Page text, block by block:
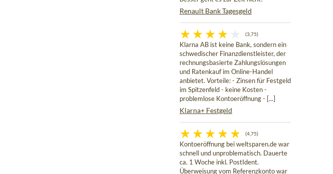
Renault Bank Tagesgeld
(3,75)
Klarna AB ist keine Bank, sondern ein
schwedischer Finanzdienstleister, der
rechnungsbasierte Zahlungslösungen
und Ratenkauf im Online-Handel
anbietet. Vorteile: - Zinsen für Festgeld
im Spitzenfeld - keine Kosten -
problemlose Kontoeröffnung - [...]
Klarna+ Festgeld
(4,75)
Kontoeröffnung bei weltsparen.de war
schnell und unproblematisch. Dauerte
ca. 1 Woche inkl. PostIdent.
Überweisung vom Referenzkonto war